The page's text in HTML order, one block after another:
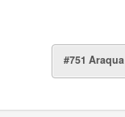
#751 Araqua